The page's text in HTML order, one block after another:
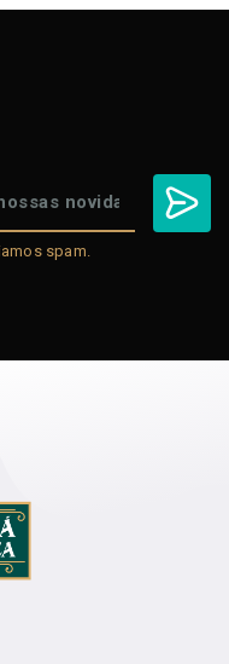
spam.